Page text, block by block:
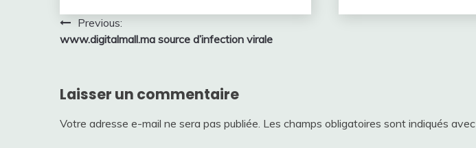
Navigation
de
Previous:
www.digitalmall.ma source d’infection virale
Laisser un commentaire
Votre adresse e-mail ne sera pas publiée. Les champs obligatoires sont indiqués avec